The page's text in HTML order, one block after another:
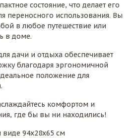
состояние, что делает его
переносного использования. Вы
в любое путешествие или
в доме.
дачи и отдыха обеспечивает
благодаря эргономичной
положение для
комфортом и
где бы вы ни находились!
94х28х65 см